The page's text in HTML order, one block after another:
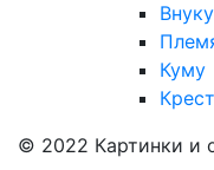
Внуку
Куму
© 2022 Картинки и